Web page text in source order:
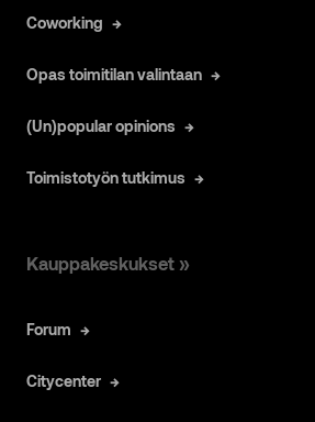
Coworking
Opas toimitilan valintaan
(Un)popular opinions
Toimistotyön tutkimus
Kauppakeskukset »
Forum
Citycenter